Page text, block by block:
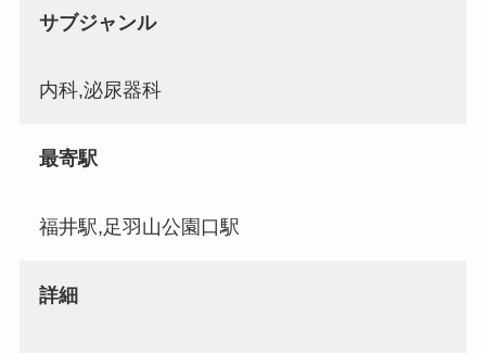
サブジャンル
内科,泌尿器科
最寄駅
福井駅,足羽山公園口駅
詳細